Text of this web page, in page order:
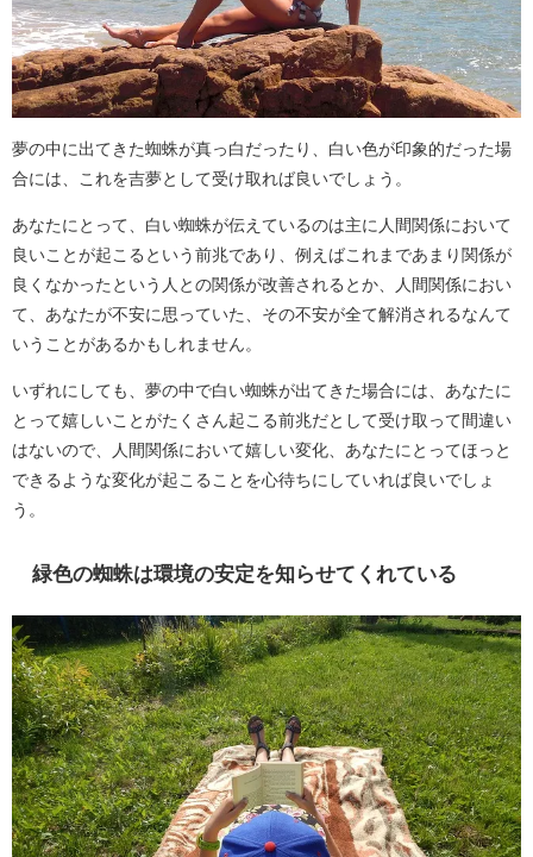
夢の中に出てきた蜘蛛が真っ白だったり、白い色が印象的だった場
合には、これを吉夢として受け取れば良いでしょう。
あなたにとって、白い蜘蛛が伝えているのは主に人間関係において
良いことが起こるという前兆であり、例えばこれまであまり関係が
良くなかったという人との関係が改善されるとか、人間関係におい
て、あなたが不安に思っていた、その不安が全て解消されるなんて
いうことがあるかもしれません。
いずれにしても、夢の中で白い蜘蛛が出てきた場合には、あなたに
とって嬉しいことがたくさん起こる前兆だとして受け取って間違い
はないので、人間関係において嬉しい変化、あなたにとってほっと
できるような変化が起こることを心待ちにしていれば良いでしょ
う。
緑色の蜘蛛は環境の安定を知らせてくれている